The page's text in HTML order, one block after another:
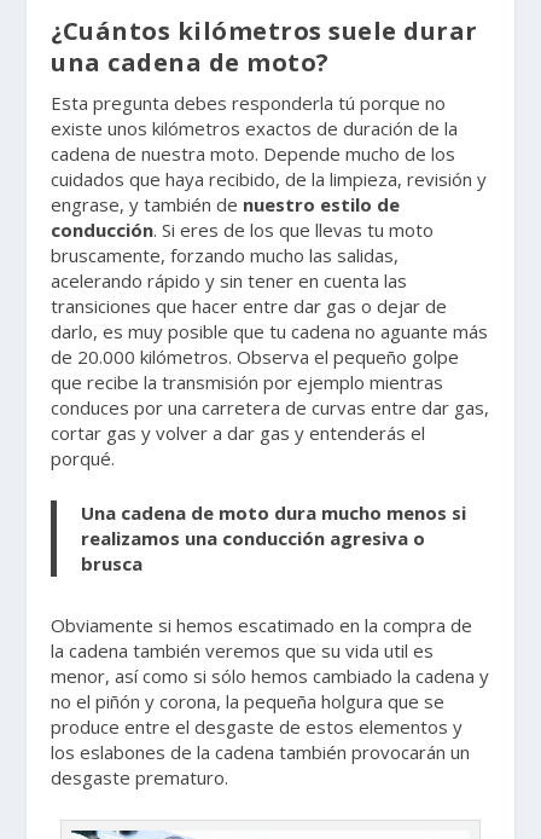
¿Cuántos kilómetros suele durar
una cadena de moto?
Esta pregunta debes responderla tú porque no
existe unos kilómetros exactos de duración de la
cadena de nuestra moto. Depende mucho de los
cuidados que haya recibido, de la limpieza, revisión y
engrase, y también de nuestro estilo de
conducción. Si eres de los que llevas tu moto
bruscamente, forzando mucho las salidas,
acelerando rápido y sin tener en cuenta las
transiciones que hacer entre dar gas o dejar de
darlo, es muy posible que tu cadena no aguante más
de 20.000 kilómetros. Observa el pequeño golpe
que recibe la transmisión por ejemplo mientras
conduces por una carretera de curvas entre dar gas,
cortar gas y volver a dar gas y entenderás el
porqué.
Una cadena de moto dura mucho menos si
realizamos una conducción agresiva o
brusca
Obviamente si hemos escatimado en la compra de
la cadena también veremos que su vida util es
menor, así como si sólo hemos cambiado la cadena y
no el piñón y corona, la pequeña holgura que se
produce entre el desgaste de estos elementos y
los eslabones de la cadena también provocarán un
desgaste prematuro.